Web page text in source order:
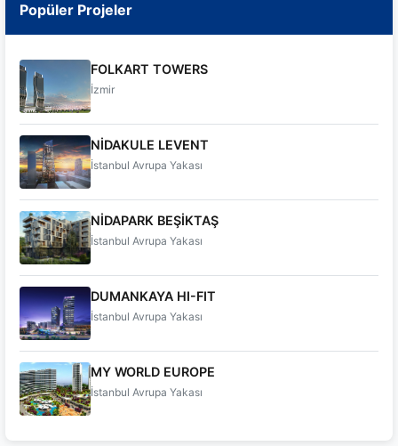
Popüler Projeler
FOLKART TOWERS
İzmir
NİDAKULE LEVENT
İstanbul Avrupa Yakası
NİDAPARK BEŞİKTAŞ
İstanbul Avrupa Yakası
DUMANKAYA HI-FIT
İstanbul Avrupa Yakası
MY WORLD EUROPE
İstanbul Avrupa Yakası